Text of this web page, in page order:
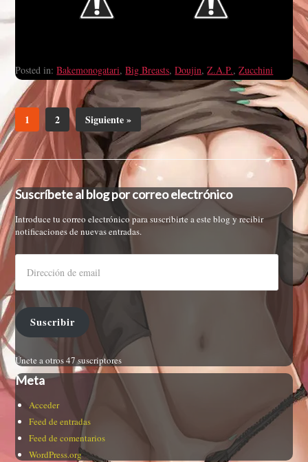
Posted in:Bakemonogatari,Big Breasts,Doujin,Z.A.P.,Zucchini
1 2 Siguiente »
Suscríbete al blog por correo electrónico
Introduce tu correo electrónico para suscribirte a este blog y recibir
notificaciones de nuevas entradas.
Suscribir
Únete a otros 47 suscriptores
Meta
Acceder
Feed de entradas
Feed de comentarios
WordPress.org